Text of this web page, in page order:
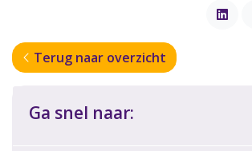
Terug naar overzicht
Ga snel naar: